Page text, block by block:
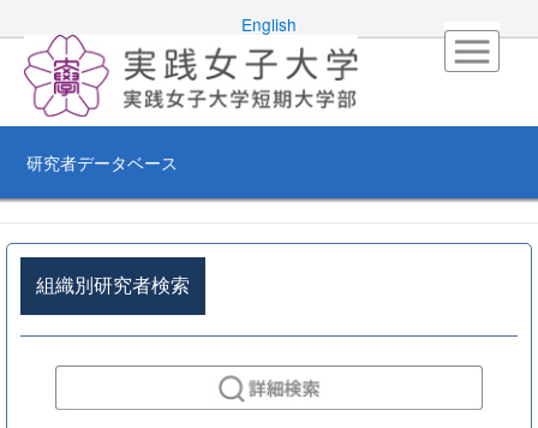
English
研究者データベース
組織別研究者検索